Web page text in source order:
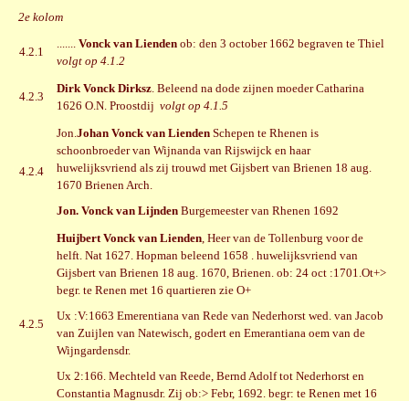
2e kolom
4.2.1
....... Vonck van Lienden ob: den 3 october 1662 begraven te Thiel
volgt op 4.1.2
4.2.3
Dirk Vonck Dirksz. Beleend na dode zijnen moeder Catharina
1626 O.N. Proostdij volgt op 4.1.5
4.2.4
Jon.Johan Vonck van Lienden Schepen te Rhenen is
schoonbroeder van Wijnanda van Rijswijck en haar
huwelijksvriend als zij trouwd met Gijsbert van Brienen 18 aug.
1670 Brienen Arch.
Jon. Vonck van Lijnden Burgemeester van Rhenen 1692
4.2.5
Huijbert Vonck van Lienden, Heer van de Tollenburg voor de
helft. Nat 1627. Hopman beleend 1658 . huwelijksvriend van
Gijsbert van Brienen 18 aug. 1670, Brienen. ob: 24 oct :1701.Ot+>
begr. te Renen met 16 quartieren zie O+
Ux :V:1663 Emerentiana van Rede van Nederhorst wed. van Jacob
van Zuijlen van Natewisch, godert en Emerantiana oem van de
Wijngardensdr.
Ux 2:166. Mechteld van Reede, Bernd Adolf tot Nederhorst en
Constantia Magnusdr. Zij ob:> Febr, 1692. begr: te Renen met 16